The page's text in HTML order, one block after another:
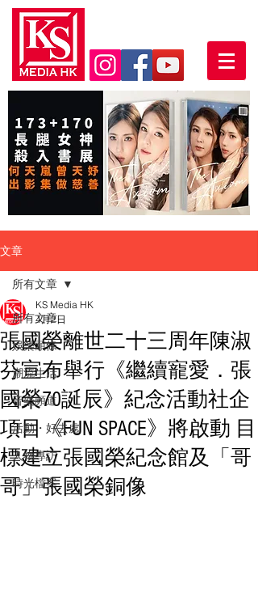
文章
所有文章
娛樂頭條
潮流生活
音樂頻道
活動・好去處
人物專訪
時光檔案
所有文章
張國榮離世二十三周年陳淑
芬宣布舉行《繼續寵愛．張
國榮70誕辰》紀念活動社企
項目《FUN SPACE》將啟動 目
標建立張國榮紀念館及「哥
哥」張國榮銅像
KS Media HK
4月2日